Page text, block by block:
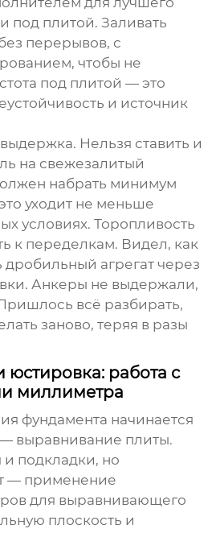
под плитой. Заливать
перерывов, с
чтобы не
под плитой — это
и источник
Нельзя ставить и
на свежезалитый
набрать минимум
уходит не меньше
условиях. Торопливость
к переделкам. Видел, как
дробильный агрегат через
Анкеры не выдержали,
всё разбирать,
заново, теряя в разы
работа с
миллиметра
фундамента начинается
выравнивание плиты.
и подкладки, но
— применение
для выравнивающего
плоскость и